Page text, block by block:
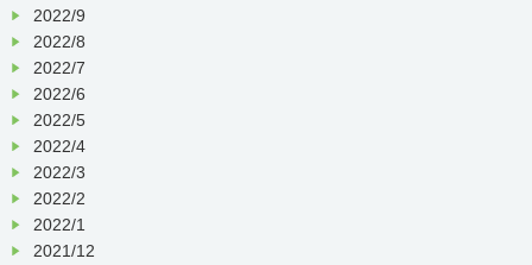
2022/9
2022/8
2022/7
2022/6
2022/5
2022/4
2022/3
2022/2
2022/1
2021/12